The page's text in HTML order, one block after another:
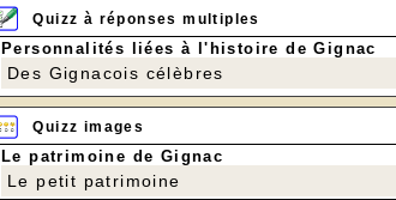
Quizz à réponses multiples
Personnalités liées à l'histoire de Gignac
Des Gignacois célèbres
Quizz images
Le patrimoine de Gignac
Le petit patrimoine